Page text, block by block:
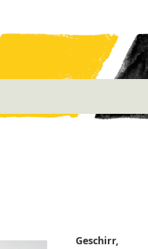
Geschirr,